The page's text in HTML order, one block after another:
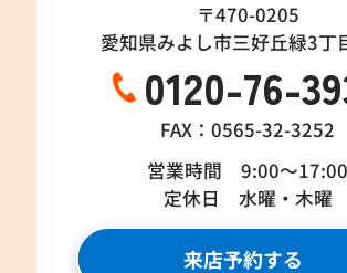
〒470-0205
愛知県みよし市三好丘緑3丁
0120-76-
FAX：0565-32-3252
営業時間 9:00～17:00
定休日 水曜・木曜
来店予約する